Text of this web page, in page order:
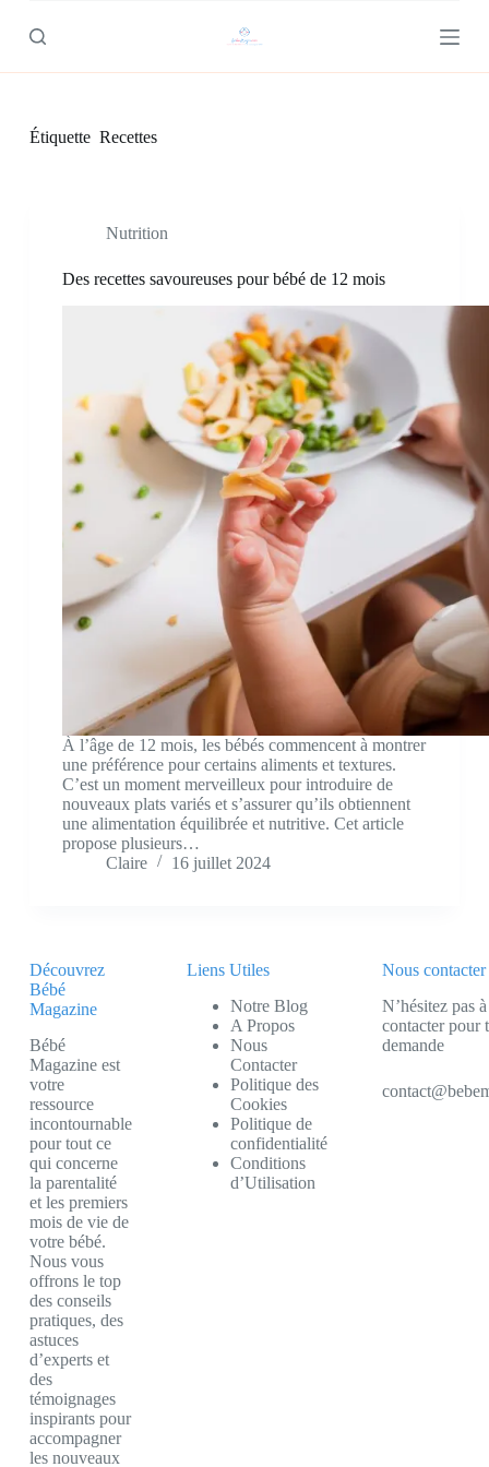
s
Étiquette Recettes
Nutrition
Des recettes savoureuses pour bébé de 12 mois
À l’âge de 12 mois, les bébés commencent à montrer
une préférence pour certains aliments et textures.
C’est un moment merveilleux pour introduire de
nouveaux plats variés et s’assurer qu’ils obtiennent
une alimentation équilibrée et nutritive. Cet article
propose plusieurs…
Claire
16 juillet 2024
Découvrez
Bébé
Magazine
Bébé
Magazine est
votre
ressource
incontournable
pour tout ce
qui concerne
la parentalité
et les premiers
mois de vie de
votre bébé.
Nous vous
offrons le top
des conseils
pratiques, des
astuces
d’experts et
des
témoignages
inspirants pour
accompagner
les nouveaux
Liens Utiles
Notre Blog
A Propos
Nous
Contacter
Politique des
Cookies
Politique de
confidentialité
Conditions
d’Utilisation
Nous contacter
N’hésitez pas
contacter pour
demande